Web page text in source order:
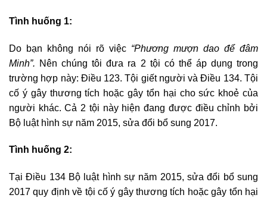
Tình huống 1:
Do bạn không nói rõ việc “Phương mượn dao để đâm
Minh”. Nên chúng tôi đưa ra 2 tội có thể áp dụng trong
trường hợp này: Điều 123. Tội giết người và Điều 134. Tội
cố ý gây thương tích hoặc gây tổn hại cho sức khoẻ của
người khác. Cả 2 tội này hiện đang được điều chỉnh bởi
Bộ luật hình sự năm 2015, sửa đổi bổ sung 2017.
Tình huống 2:
Tại Điều 134 Bộ luật hình sự năm 2015, sửa đổi bổ sung
2017 quy định về tội cố ý gây thương tích hoặc gây tổn hại